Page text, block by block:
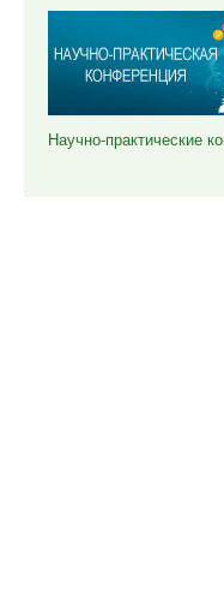
Научно-практические